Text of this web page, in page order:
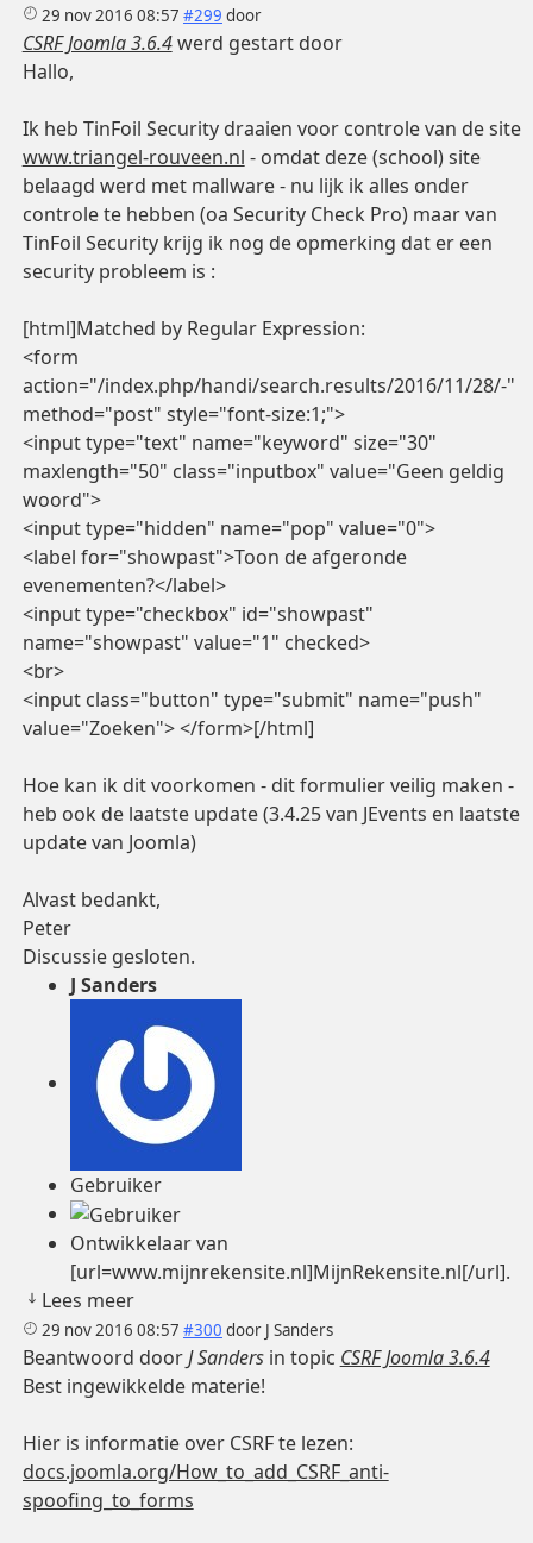
29 nov 2016 08:57 #299 door
CSRF Joomla 3.6.4werd gestart door
Hallo,
Ik heb TinFoil Security draaien voor controle van de site
www.triangel-rouveen.nl - omdat deze (school) site
belaagd werd met mallware - nu lijk ik alles onder
controle te hebben (oa Security Check Pro) maar van
TinFoil Security krijg ik nog de opmerking dat er een
security probleem is :
[html]Matched by Regular Expression:
<form
action="/index.php/handi/search.results/2016/11/28/-"
method="post" style="font-size:1;">
<input type="text" name="keyword" size="30"
maxlength="50" class="inputbox" value="Geen geldig
woord">
<input type="hidden" name="pop" value="0">
<label for="showpast">Toon de afgeronde
evenementen?</label>
<input type="checkbox" id="showpast"
name="showpast" value="1" checked>
<br>
<input class="button" type="submit" name="push"
value="Zoeken"> </form>[/html]
Hoe kan ik dit voorkomen - dit formulier veilig maken -
heb ook de laatste update (3.4.25 van JEvents en laatste
update van Joomla)
Alvast bedankt,
Peter
Discussie gesloten.
J Sanders
Gebruiker
Ontwikkelaar van
[url=www.mijnrekensite.nl]MijnRekensite.nl[/url].
Lees meer
29 nov 2016 08:57 #300 door J Sanders
Beantwoord doorJ Sandersin topic CSRF Joomla 3.6.4
Best ingewikkelde materie!
Hier is informatie over CSRF te lezen:
docs.joomla.org/How_to_add_CSRF_anti-
spoofing_to_forms